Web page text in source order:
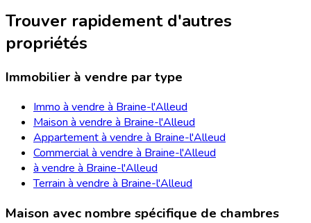
Trouver rapidement d'autres
propriétés
Immobilier à vendre par type
Immo à vendre à Braine-l'Alleud
Maison à vendre à Braine-l'Alleud
Appartement à vendre à Braine-l'Alleud
Commercial à vendre à Braine-l'Alleud
à vendre à Braine-l'Alleud
Terrain à vendre à Braine-l'Alleud
Maison avec nombre spécifique de chambres